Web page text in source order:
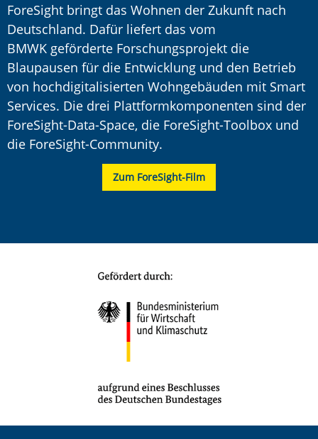
ForeSight bringt das Wohnen der Zukunft nach
Deutschland. Dafür liefert das vom
BMWK geförderte Forschungsprojekt die
Blaupausen für die Entwicklung und den Betrieb
von hochdigitalisierten Wohngebäuden mit Smart
Services. Die drei Plattformkomponenten sind der
ForeSight-Data-Space, die ForeSight-Toolbox und
die ForeSight-Community.
Zum ForeSight-Film